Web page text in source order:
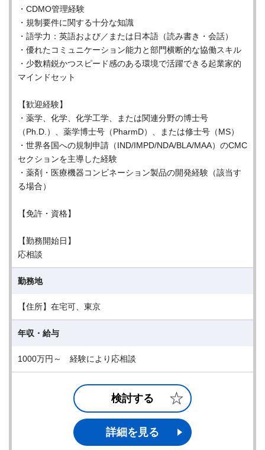
・CDMO管理経験
・規制要件に関する十分な知識
・語学力：英語および／または日本語（読み書き・会話）
・優れたコミュニケーション能力と部門横断的な協働スキル
・少数精鋭かつスピード感のある環境で活躍できる起業家的
マインドセット
【歓迎経験】
・薬学、化学、化学工学、または関連分野の博士号
（Ph.D.）、薬学博士号（PharmD）、または修士号（MS）
・世界各国への規制申請（IND/IMPD/NDA/BLA/MAA）のCMC
セクションを主導した経験
・薬剤・医療機器コンビネーション製品の開発経験（該当す
る場合）
【免許・資格】
【勤務開始日】
応相談
勤務地
【住所】在宅可、東京
年収・給与
1000万円～ 経験により応相談
検討する
詳細を見る